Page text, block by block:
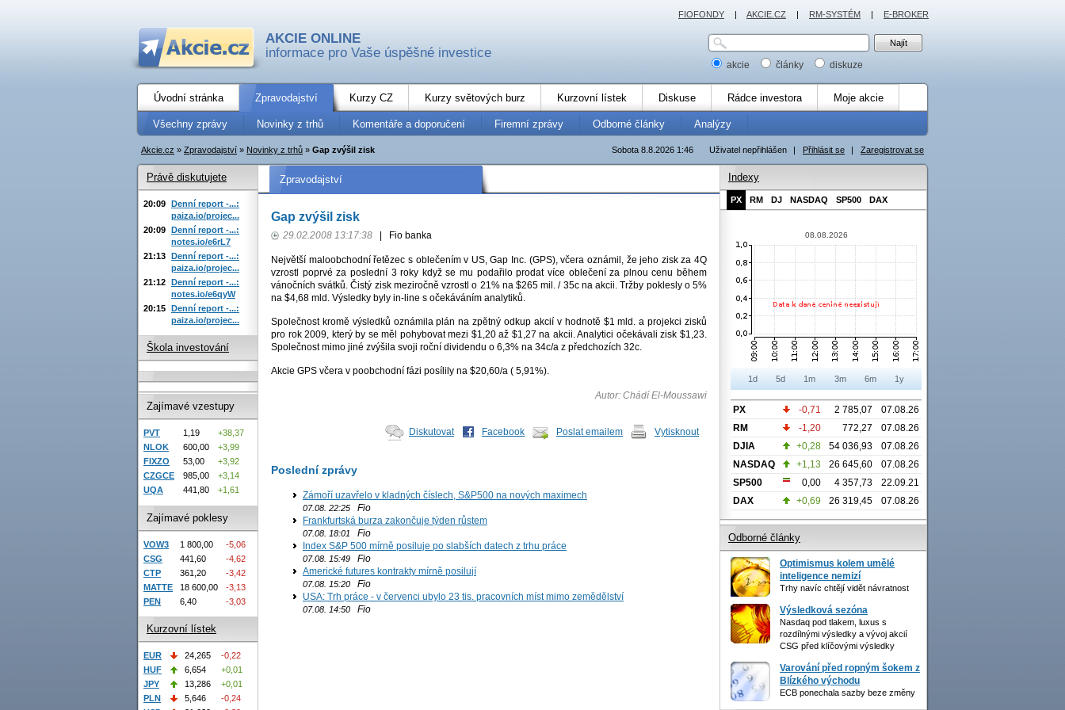
AKCIE ONLINE
informace pro Vaše úspěšné investice
akcie články diskuze
Úvodní stránka Zpravodajství Kurzy CZ Kurzy světových burz Kurzovní lístek Diskuse Rádce investora Moje akcie
Všechny zprávy Novinky z trhů Komentáře a doporučení Firemní zprávy Odborné články Analýzy
Uživatel nepřihlášen | Přihlásit se | Zaregistrovat se
Sobota 8.8.2026 1:46
Akcie.cz » Zpravodajství » Novinky z trhů » Gap zvýšil zisk
Zpravodajství
Gap zvýšil zisk
29.02.2008 13:17:38 Fio banka
Největší maloobchodní řetězec s oblečením v US, Gap Inc. (GPS), včera oznámil, že jeho zisk za 4Q
vzrostl poprvé za poslední 3 roky když se mu podařilo prodat více oblečení za plnou cenu během
vánočních svátků. Čistý zisk meziročně vzrostl o 21% na $265 mil. / 35c na akcii. Tržby poklesly o 5%
na $4,68 mld. Výsledky byly in-line s očekáváním analytiků.
Společnost kromě výsledků oznámila plán na zpětný odkup akcií v hodnotě $1 mld. a projekci zisků
pro rok 2009, který by se měl pohybovat mezi $1,20 až $1,27 na akcii. Analytici očekávali zisk $1,23.
Společnost mimo jiné zvýšila svoji roční dividendu o 6,3% na 34c/a z předchozích 32c.
Akcie GPS včera v poobchodní fázi posílily na $20,60/a ( 5,91%).
Autor: Chádí El-Moussawi
Diskutovat Facebook Poslat emailem Vytisknout
Poslední zprávy
Zámoří uzavřelo v kladných číslech, S&P500 na nových maximech
07.08. 22:25 Fio
Frankfurtská burza zakončuje týden růstem
07.08. 18:01
Fio
Index S&P 500 mírně posiluje po slabších datech z trhu práce
07.08. 15:49 Fio
Americké futures kontrakty mírně posilují
07.08. 15:20 Fio
USA: Trh práce - v červenci ubylo 23 tis. pracovních míst mimo zemědělství
07.08. 14:50 Fio
Právě diskutujete
20:09 Denní report -...:
paiza.io/projec...
20:09 Denní report -...:
notes.io/e6rL7
21:13 Denní report -...:
paiza.io/projec...
21:12 Denní report -...:
notes.io/e6qyW
20:15 Denní report -...:
paiza.io/projec...
Škola investování
Zajímavé vzestupy
PVT 1,19
+38,37
NLOK
600,00
+3,99
FIXZO
53,00
+3,92
CZGCE
985,00
+3,14
UQA
441,80 +1,61
Zajímavé poklesy
VOW3 1 800,00
-5,06
CSG
441,60
-4,62
CTP
361,20
-3,42
MATTE
18 600,00
-3,13
PEN
6,40 -3,03
Kurzovní lístek
EUR 24,265
-0,22
HUF
6,654
+0,01
JPY
13,286
+0,01
PLN
5,646
-0,24
Indexy
PX RM DJ NASDAQ SP500 DAX
08.08.2026
1d 5d 1m 3m 6m 1y
PX -0,71 2 785,07
07.08.26
RM
-1,20 772,27
07.08.26
DJIA
+0,28 54 036,93
07.08.26
NASDAQ
+1,13 26 645,60
07.08.26
SP500
0,00 4 357,73
22.09.21
DAX
+0,69 26 319,45 07.08.26
Odborné články
Optimismus kolem umělé
inteligence nemizí
Trhy navíc chtějí vidět návratnost
Výsledková sezóna
Nasdaq pod tlakem, luxus s
rozdílnými výsledky a vývoj akcií
CSG před klíčovými výsledky
Varování před ropným šokem z
Blízkého východu
ECB ponechala sazby beze změny
FIOFONDY | AKCIE.CZ | RM-SYSTÉM | E-BROKER